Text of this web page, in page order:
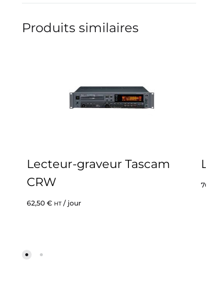
Produits similaires
Lecteur-graveur Tascam
CRW
62,50 € HT/ jour